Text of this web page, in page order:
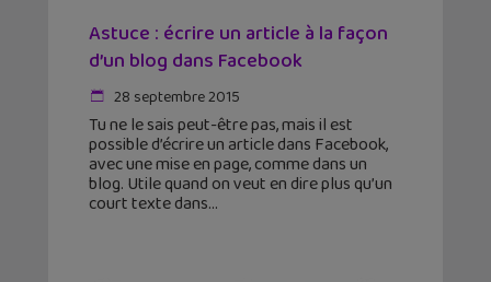
Astuce : écrire un article à la façon
d’un blog dans Facebook
28 septembre 2015
Tu ne le sais peut-être pas, mais il est
possible d’écrire un article dans Facebook,
avec une mise en page, comme dans un
blog. Utile quand on veut en dire plus qu’un
court texte dans